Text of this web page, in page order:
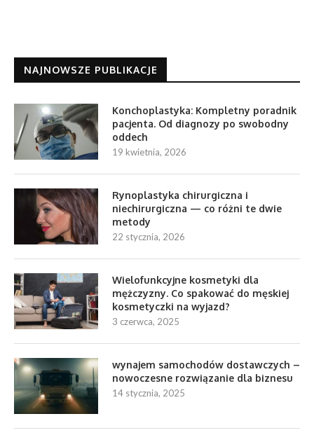
NAJNOWSZE PUBLIKACJE
Konchoplastyka: Kompletny poradnik
pacjenta. Od diagnozy po swobodny
oddech
19 kwietnia, 2026
Rynoplastyka chirurgiczna i
niechirurgiczna — co różni te dwie
metody
22 stycznia, 2026
Wielofunkcyjne kosmetyki dla
mężczyzny. Co spakować do męskiej
kosmetyczki na wyjazd?
3 czerwca, 2025
wynajem samochodów dostawczych –
nowoczesne rozwiązanie dla biznesu
14 stycznia, 2025